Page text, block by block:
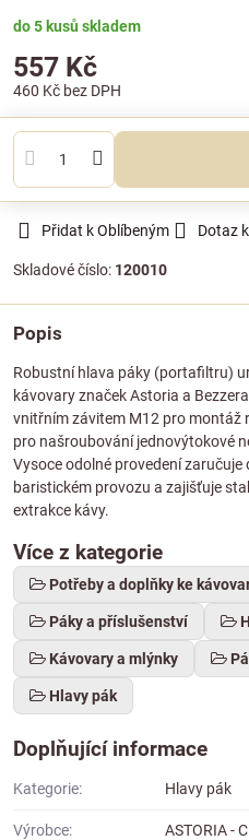
do 5 kusů skladem
557 Kč
460 Kč bez DPH
Přidat k Oblíbeným Dotaz
Skladové číslo: 120010
Popis
Robustní hlava páky (portafiltru)
kávovary značek Astoria a
vnitřním závitem M12 pro montáž
pro našroubování jednovýtokové
Vysoce odolné provedení
baristickém provozu a zajišťuje
extrakce kávy.
Více z kategorie
Potřeby a doplňky ke
Páky a příslušenství
Kávovary a mlýnky
Hlavy pák
Doplňující informace
Kategorie: Hlavy pák
Výrobce: ASTORIA -